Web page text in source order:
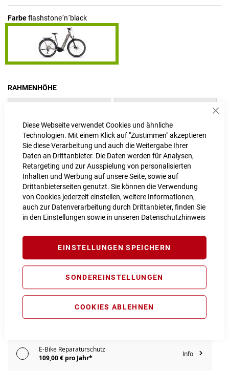
Diese Webseite verwendet Cookies und ähnliche
Technologien. Mit einem Klick auf "Zustimmen" akzeptieren
Sie diese Verarbeitung und auch die Weitergabe Ihrer
Daten an Drittanbieter. Die Daten werden für Analysen,
Retargeting und zur Ausspielung von personalisierten
Inhalten und Werbung auf unsere Seite, sowie auf
Drittanbieterseiten genutzt. Sie können die Verwendung
von Cookies jederzeit einstellen, weitere Informationen,
auch zur Datenverarbeitung durch Drittanbieter, finden Sie
in den Einstellungen sowie in unseren Datenschutzhinweis
EINSTELLUNGEN SPEICHERN
SONDEREINSTELLUNGEN
COOKIES ABLEHNEN
Farbeflashstone´n´black
RAHMENHÖHE
58 cm / L
IN DEN WARENKORB
PROBEFAHRT VEREINBAREN
Produktanfrage stellen
Extra Schutz? Jetzt Tarife entdecken!
E-Bike Komplettschutz
149,00 € pro Jahr*
E-Bike Reparaturschutz
109,00 € pro Jahr*
Info